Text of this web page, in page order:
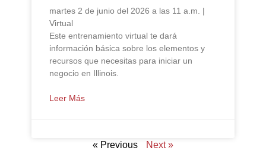
martes 2 de junio del 2026 a las 11 a.m. |
Virtual
Este entrenamiento virtual te dará
información básica sobre los elementos y
recursos que necesitas para iniciar un
negocio en Illinois.
Leer Más
« Previous Next »